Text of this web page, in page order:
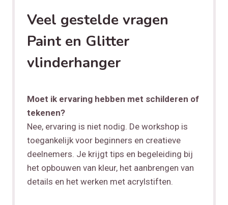
Veel gestelde vragen
Paint en Glitter
vlinderhanger
Moet ik ervaring hebben met schilderen of
tekenen?
Nee, ervaring is niet nodig. De workshop is
toegankelijk voor beginners en creatieve
deelnemers. Je krijgt tips en begeleiding bij
het opbouwen van kleur, het aanbrengen van
details en het werken met acrylstiften.